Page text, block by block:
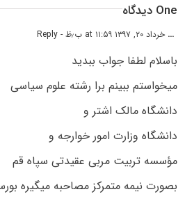
One دیدگاه
... خرداد ۲۰, ۱۳۹۷ at ۱۱:۵۹ ب٫ظ - Reply
باسلام لطفا جواب ببدید
میخواستم ببینم برا رشته علوم سیاسی
دانشگاه مالک اشتر و
دانشگاه وزارت امور خوارجه و
مؤسسه تربیت مربی عقیدتی سپاه قم
بصورت نیمه متمرکز مصاحبه میگیره